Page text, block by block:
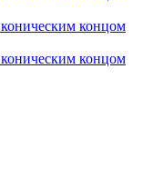
концом
концом